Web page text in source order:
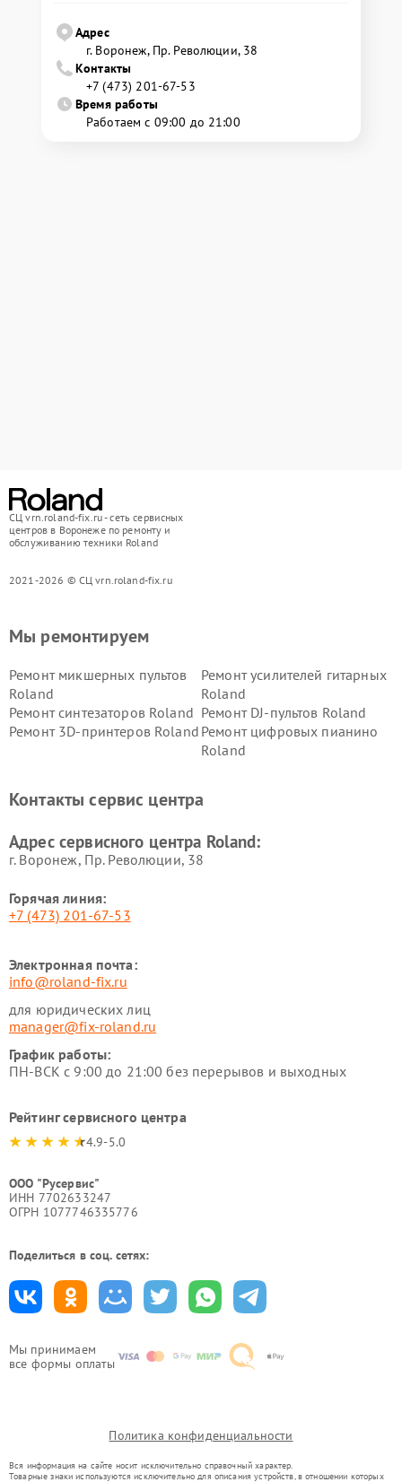
Адрес
г. Воронеж, Пр. Революции, 38
Контакты
+7 (473) 201-67-53
Время работы
Работаем с 09:00 до 21:00
СЦ vrn.roland-fix.ru - сеть сервисных
центров в Воронеже по ремонту и
обслуживанию техники Roland
2021-2026 © СЦ vrn.roland-fix.ru
Мы принимаем
все формы оплаты
Мы ремонтируем
Ремонт микшерных пультов
Roland
Ремонт усилителей гитарных
Roland
Ремонт синтезаторов Roland Ремонт DJ-пультов Roland
Ремонт 3D-принтеров Roland Ремонт цифровых пианино
Roland
Контакты сервис центра
Адрес сервисного центра Roland:
г. Воронеж, Пр. Революции, 38
Горячая линия:
+7 (473) 201-67-53
Электронная почта:
info@roland-fix.ru
для юридических лиц
manager@fix-roland.ru
График работы:
ПН-ВСК с 9:00 до 21:00 без перерывов и выходных
Рейтинг сервисного центра
4.9-5.0
ООО "Русервис"
ИНН 7702633247
ОГРН 1077746335776
Поделиться в соц. сетях:
Политика конфиденциальности
Вся информация на сайте носит исключительно справочный характер.
Товарные знаки используются исключительно для описания устройств, в отношении которых